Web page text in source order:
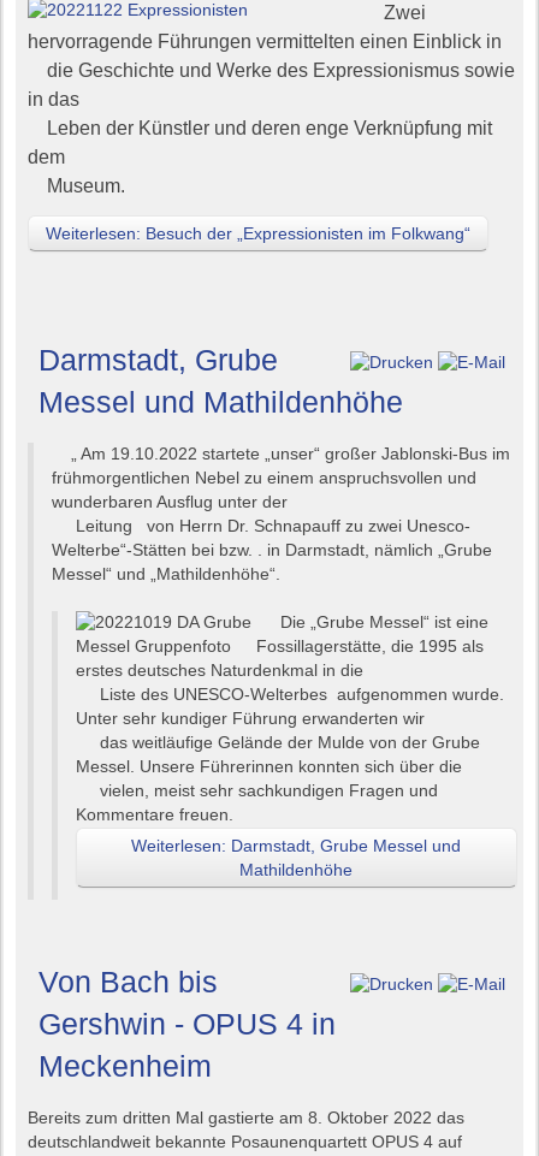
Zwei
hervorragende Führungen vermittelten einen Einblick in
die Geschichte und Werke des Expressionismus sowie
in das
Leben der Künstler und deren enge Verknüpfung mit
dem
Museum.
Weiterlesen: Besuch der „Expressionisten im Folkwang“
Darmstadt, Grube
Messel und Mathildenhöhe
„ Am 19.10.2022 startete „unser“ großer Jablonski-Bus im
frühmorgentlichen Nebel zu einem anspruchsvollen und
wunderbaren Ausflug unter der
Leitung von Herrn Dr. Schnapauff zu zwei Unesco-
Welterbe“-Stätten bei bzw. . in Darmstadt, nämlich „Grube
Messel“ und „Mathildenhöhe“.
Die „Grube Messel“ ist eine
Fossillagerstätte, die 1995 als
erstes deutsches Naturdenkmal in die
Liste des UNESCO-Welterbes aufgenommen wurde.
Unter sehr kundiger Führung erwanderten wir
das weitläufige Gelände der Mulde von der Grube
Messel. Unsere Führerinnen konnten sich über die
vielen, meist sehr sachkundigen Fragen und
Kommentare freuen.
Weiterlesen: Darmstadt, Grube Messel und
Mathildenhöhe
Von Bach bis
Gershwin - OPUS 4 in
Meckenheim
Bereits zum dritten Mal gastierte am 8. Oktober 2022 das
deutschlandweit bekannte Posaunenquartett OPUS 4 auf